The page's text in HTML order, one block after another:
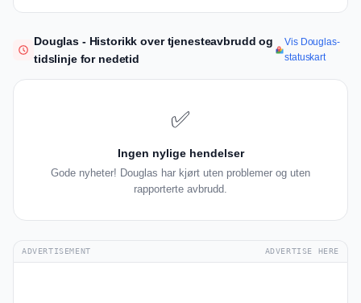
Douglas - Historikk over tjenesteavbrudd og
tidslinje for nedetid
Vis Douglas-
statuskart
✅
Ingen nylige hendelser
Gode nyheter! Douglas har kjørt uten problemer og uten
rapporterte avbrudd.
ADVERTISEMENT ADVERTISE HERE